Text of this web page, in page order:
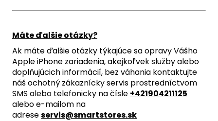
Máte ďalšie otázky?
Ak máte ďalšie otázky týkajúce sa opravy Vášho
Apple iPhone zariadenia, akejkoľvek služby alebo
doplňujúcich informácií, bez váhania kontaktujte
náš ochotný zákaznícky servis prostredníctvom
SMS alebo telefonicky na čísle +421904211125
alebo e-mailom na
adreseservis@smartstores.sk